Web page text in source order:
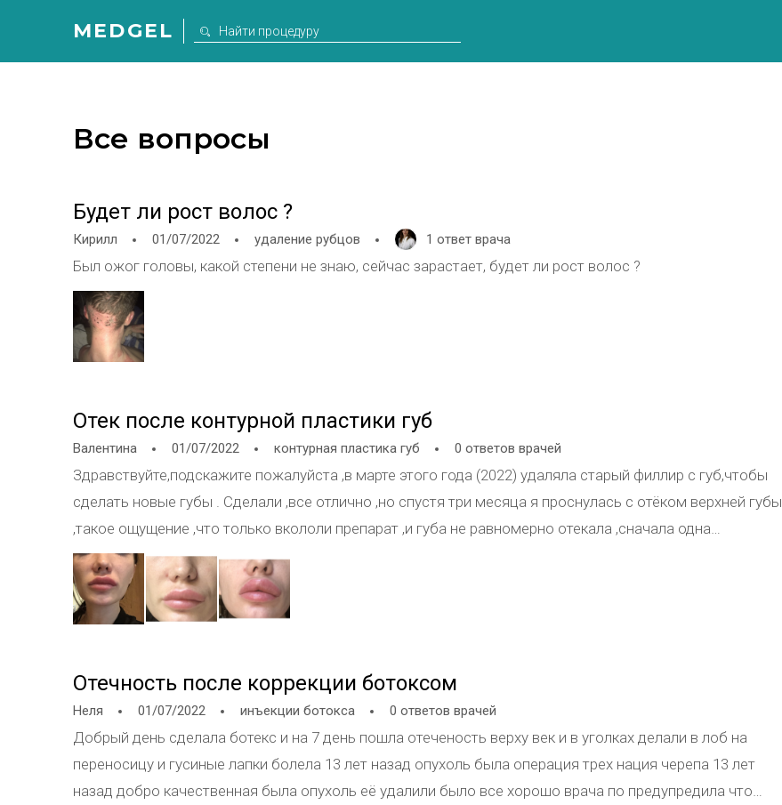
MEDGEL
Все вопросы
Будет ли рост волос ?
Кирилл 01/07/2022 удаление рубцов 1 ответ врача
Был ожог головы, какой степени не знаю, сейчас зарастает, будет ли рост волос ?
Отек после контурной пластики губ
Валентина 01/07/2022 контурная пластика губ 0 ответов врачей
Здравствуйте,подскажите пожалуйста ,в марте этого года (2022) удаляла старый филлир с губ,чтобы
сделать новые губы . Сделали ,все отлично ,но спустя три месяца я проснулась с отёком верхней губы
,такое ощущение ,что только вкололи препарат ,и губа не равномерно отекала ,сначала одна
сторона,затем на середину перешёл отёк .Что это может быть подскажите пожалуйста? Мой
косметолог сказала ,что такое может быть ,из-за того что меня могло продуть и пошла инфекция
внутрення .
Отечность после коррекции ботоксом
Неля 01/07/2022 инъекции ботокса 0 ответов врачей
Добрый день сделала ботекс и на 7 день пошла отеченость верху век и в уголках делали в лоб на
переносицу и гусиные лапки болела 13 лет назад опухоль была операция трех нация черепа 13 лет
назад добро качественная была опухоль её удалили было все хорошо врача по предупредила что